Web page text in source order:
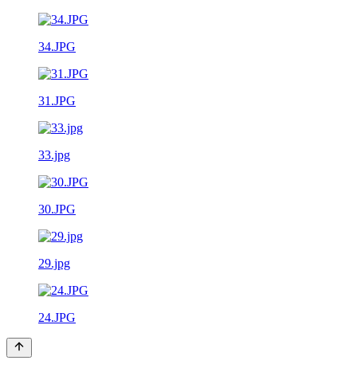
34.JPG
31.JPG
33.jpg
30.JPG
29.jpg
24.JPG